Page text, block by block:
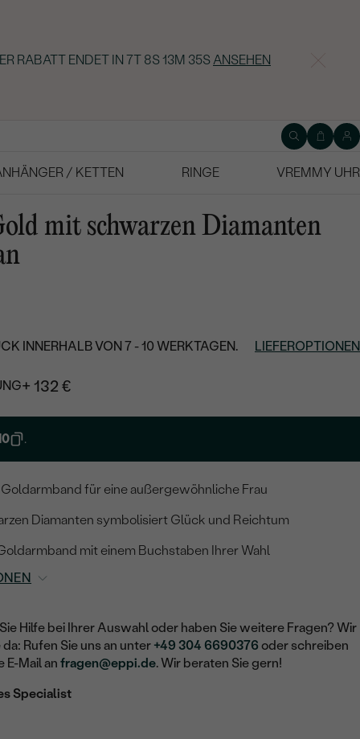
RABATT ENDET IN 7T 8S 13M 34SANSEHEN
/ KETTEN RINGE
VREMMY UHR
mit schwarzen Diamanten
INNERHALB VON 7 - 10 WERKTAGEN. LIEFEROPTIONEN
+ 132 €
.
für eine außergewöhnliche Frau
Diamanten symbolisiert Glück und Reichtum
mit einem Buchstaben Ihrer Wahl
Hilfe bei Ihrer Auswahl oder haben Sie weitere Fragen? Wir
Rufen Sie uns an unter +49 304 6690376 oder schreiben
E-Mail anfragen@eppi.de. Wir beraten Sie gern!
Specialist